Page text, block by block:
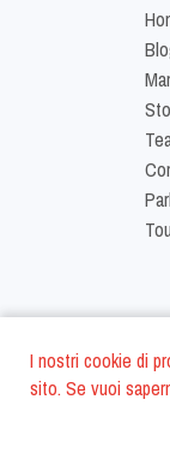
I nostri cookie di
sito. Se vuoi